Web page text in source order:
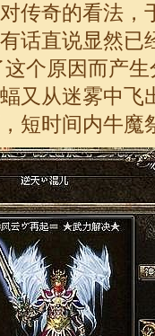
传奇的看法，
话直说显然已
个原因而产
又从迷雾中飞
短时间内牛魔